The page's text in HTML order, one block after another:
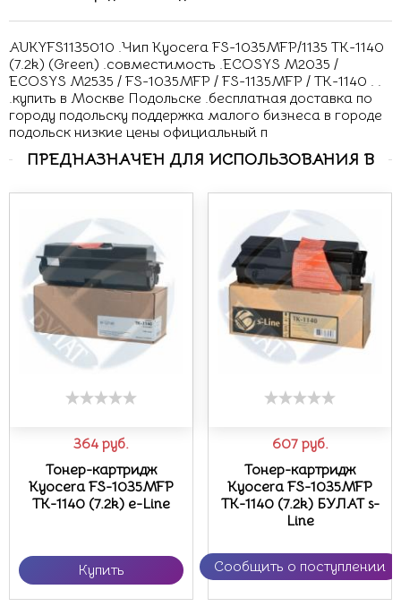
AUKYFS1135010 .Чип Kyocera FS-1035MFP/1135 TK-1140
(7.2k) (Green) .совместимость .ECOSYS M2035 /
ECOSYS M2535 / FS-1035MFP / FS-1135MFP / TK-1140 . .
.купить в Москве Подольске .бесплатная доставка по
городу подольску поддержка малого бизнеса в городе
подольск низкие цены официальный п
ПРЕДНАЗНАЧЕН ДЛЯ ИСПОЛЬЗОВАНИЯ В
364 руб.
Тонер-картридж
Kyocera FS-1035MFP
TK-1140 (7.2k) e-Line
Купить
607 руб.
Тонер-картридж
Kyocera FS-1035MFP
TK-1140 (7.2k) БУЛАТ s-
Line
Сообщить о поступлении